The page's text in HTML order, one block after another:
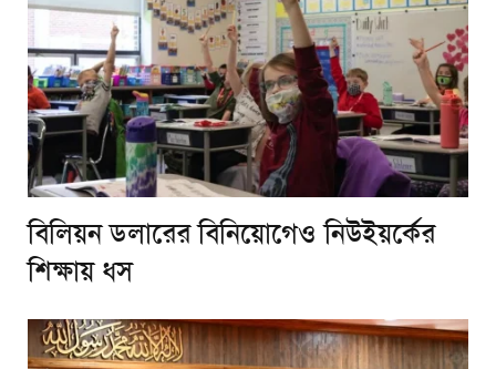
বিলিয়ন ডলারের বিনিয়োগেও নিউইয়র্কের
শিক্ষায় ধস